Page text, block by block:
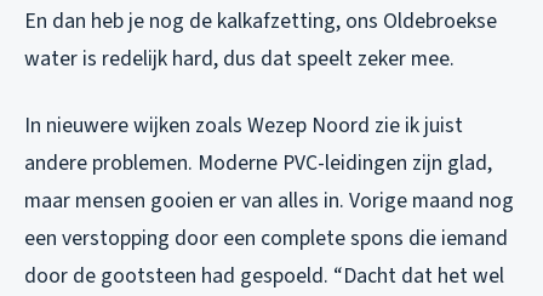
En dan heb je nog de kalkafzetting, ons Oldebroekse
water is redelijk hard, dus dat speelt zeker mee.
In nieuwere wijken zoals Wezep Noord zie ik juist
andere problemen. Moderne PVC-leidingen zijn glad,
maar mensen gooien er van alles in. Vorige maand nog
een verstopping door een complete spons die iemand
door de gootsteen had gespoeld. “Dacht dat het wel